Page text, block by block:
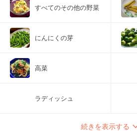
すべてのその他の野菜
にんにくの芽
高菜
ラディッシュ
続きを表示する